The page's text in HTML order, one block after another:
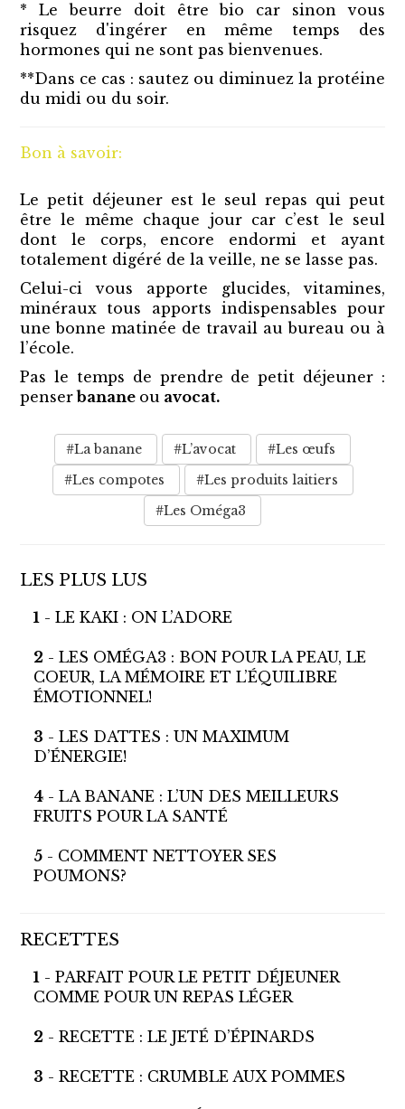
* Le beurre doit être bio car sinon vous
risquez d'ingérer en même temps des
hormones qui ne sont pas bienvenues.
**Dans ce cas : sautez ou diminuez la protéine
du midi ou du soir.
Bon à savoir:
Le petit déjeuner est le seul repas qui peut
être le même chaque jour car c’est le seul
dont le corps, encore endormi et ayant
totalement digéré de la veille, ne se lasse pas.
Celui-ci vous apporte glucides, vitamines,
minéraux tous apports indispensables pour
une bonne matinée de travail au bureau ou à
l’école.
Pas le temps de prendre de petit déjeuner :
penserbanane ou avocat.
#La banane #L’avocat
#Les œufs
#Les compotes
#Les produits laitiers
#Les Oméga3
LES PLUS LUS
1 - LE KAKI : ON L’ADORE
2 - LES OMÉGA3 : BON POUR LA PEAU, LE
COEUR, LA MÉMOIRE ET L’ÉQUILIBRE
ÉMOTIONNEL!
3 - LES DATTES : UN MAXIMUM
D’ÉNERGIE!
4 - LA BANANE : L’UN DES MEILLEURS
FRUITS POUR LA SANTÉ
5 - COMMENT NETTOYER SES
POUMONS?
RECETTES
1 - PARFAIT POUR LE PETIT DÉJEUNER
COMME POUR UN REPAS LÉGER
2 - RECETTE : LE JETÉ D’ÉPINARDS
3 - RECETTE : CRUMBLE AUX POMMES